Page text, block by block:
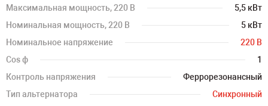
Максимальная мощность, 220 В
5,5 кВт
Номинальная мощность, 220 В
5 кВт
Номинальное напряжение
220 В
Cos ф
1
Контроль напряжения
Феррорезонансный
Тип альтернатора
Синхронный